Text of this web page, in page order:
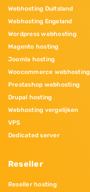
Webhosting Duitsland
Webhosting Engeland
Wordpress webhosting
Magento hosting
Joomla hosting
Woocommerce webhosting
Prestashop webhosting
Drupal hosting
Webhosting vergelijken
VPS
Dedicated server
Reseller
Reseller hosting